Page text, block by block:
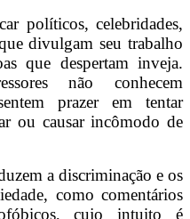
políticos, celebridades,
divulgam seu trabalho
que despertam inveja.
não conhecem
prazer em tentar
ou causar incômodo de
a discriminação e os
como comentários
cujo intuito é